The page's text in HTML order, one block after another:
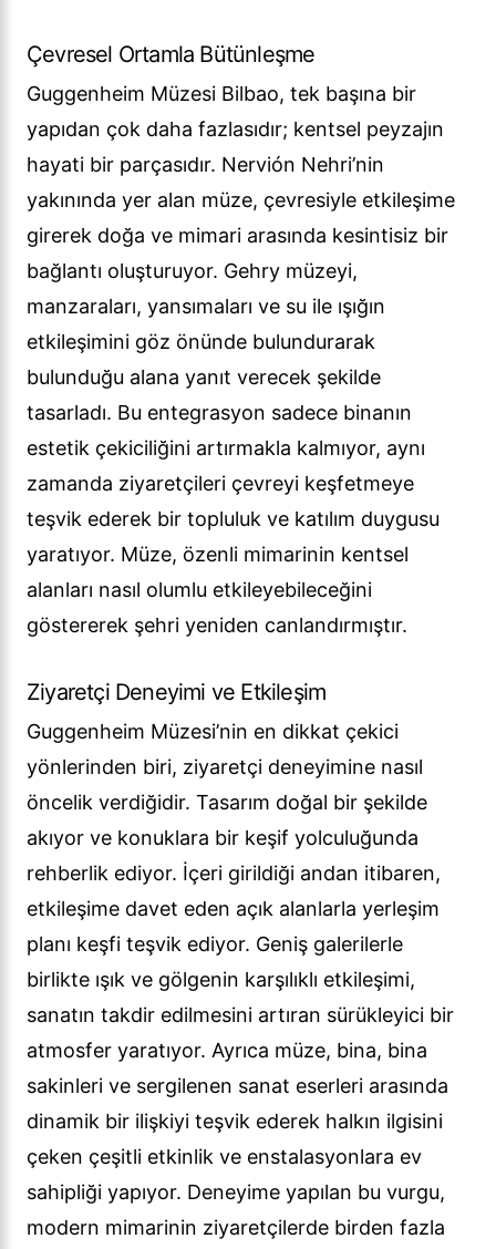
Çevresel Ortamla Bütünleşme
Guggenheim Müzesi Bilbao, tek başına bir
yapıdan çok daha fazlasıdır; kentsel peyzajın
hayati bir parçasıdır. Nervión Nehri’nin
yakınında yer alan müze, çevresiyle etkileşime
girerek doğa ve mimari arasında kesintisiz bir
bağlantı oluşturuyor. Gehry müzeyi,
manzaraları, yansımaları ve su ile ışığın
etkileşimini göz önünde bulundurarak
bulunduğu alana yanıt verecek şekilde
tasarladı. Bu entegrasyon sadece binanın
estetik çekiciliğini artırmakla kalmıyor, aynı
zamanda ziyaretçileri çevreyi keşfetmeye
teşvik ederek bir topluluk ve katılım duygusu
yaratıyor. Müze, özenli mimarinin kentsel
alanları nasıl olumlu etkileyebileceğini
göstererek şehri yeniden canlandırmıştır.
Ziyaretçi Deneyimi ve Etkileşim
Guggenheim Müzesi’nin en dikkat çekici
yönlerinden biri, ziyaretçi deneyimine nasıl
öncelik verdiğidir. Tasarım doğal bir şekilde
akıyor ve konuklara bir keşif yolculuğunda
rehberlik ediyor. İçeri girildiği andan itibaren,
etkileşime davet eden açık alanlarla yerleşim
planı keşfi teşvik ediyor. Geniş galerilerle
birlikte ışık ve gölgenin karşılıklı etkileşimi,
sanatın takdir edilmesini artıran sürükleyici bir
atmosfer yaratıyor. Ayrıca müze, bina, bina
sakinleri ve sergilenen sanat eserleri arasında
dinamik bir ilişkiyi teşvik ederek halkın ilgisini
çeken çeşitli etkinlik ve enstalasyonlara ev
sahipliği yapıyor. Deneyime yapılan bu vurgu,
modern mimarinin ziyaretçilerde birden fazla